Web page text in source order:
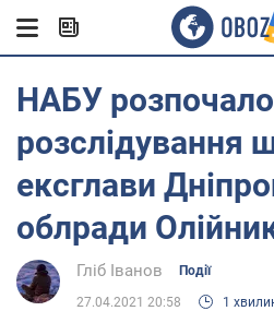
НАБУ
розслідування
ексглави
облради
Гліб Іванов Події
27.04.2021 20:58 1